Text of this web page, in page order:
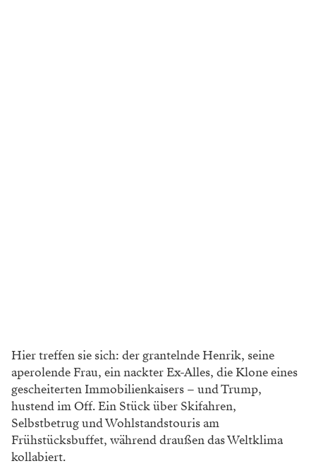
Hier treffen sie sich: der grantelnde Henrik, seine
aperolende Frau, ein nackter Ex-Alles, die Klone eines
gescheiterten Immobilienkaisers – und Trump,
hustend im Off. Ein Stück über Skifahren,
Selbstbetrug und Wohlstandstouris am
Frühstücksbuffet, während draußen das Weltklima
kollabiert.